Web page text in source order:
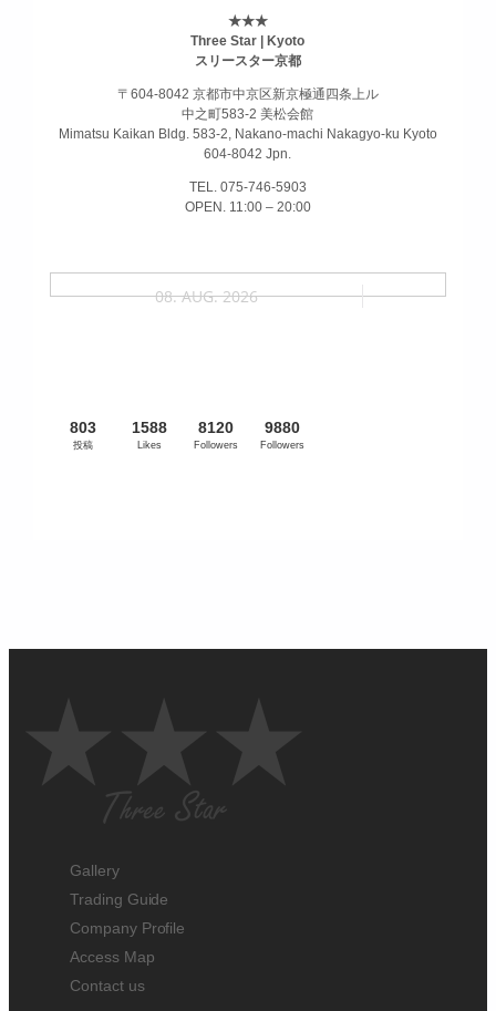
★★★
Three Star | Kyoto
スリースター京都
〒604-8042 京都市中京区新京極通四条上ル
中之町583-2 美松会館
Mimatsu Kaikan Bldg. 583-2, Nakano-machi Nakagyo-ku Kyoto
604-8042 Jpn.
TEL. 075-746-5903
OPEN. 11:00 – 20:00
08. AUG. 2026
803
投稿
1588
Likes
8120
Followers
9880
Followers
Gallery
Trading Guide
Company Profile
Access Map
Contact us